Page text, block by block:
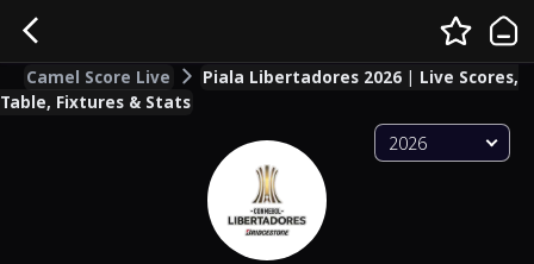
Camel Score Live
Piala Libertadores 2026 | Live Scores,
Table, Fixtures & Stats
2026